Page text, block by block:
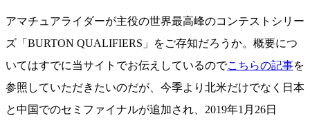
アマチュアライダーが主役の世界最高峰のコンテストシリー
ズ「BURTON QUALIFIERS」をご存知だろうか。概要につ
いてはすでに当サイトでお伝えしているのでこちらの記事を
参照していただきたいのだが、今季より北米だけでなく日本
と中国でのセミファイナルが追加され、2019年1月26日